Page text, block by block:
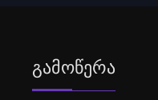
Გამოწერა